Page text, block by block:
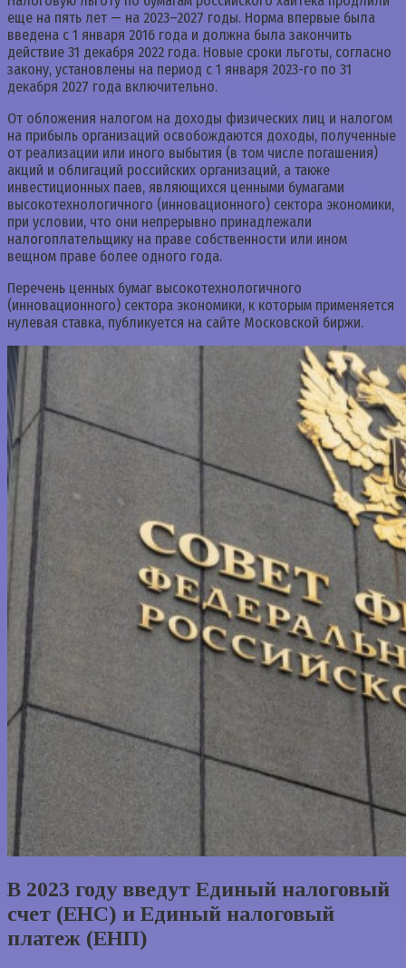
еще на пять лет — на 2023–2027 годы. Норма впервые была
введена с 1 января 2016 года и должна была закончить
действие 31 декабря 2022 года. Новые сроки льготы, согласно
закону, установлены на период с 1 января 2023-го по 31
декабря 2027 года включительно.
От обложения налогом на доходы физических лиц и налогом
на прибыль организаций освобождаются доходы, полученные
от реализации или иного выбытия (в том числе погашения)
акций и облигаций российских организаций, а также
инвестиционных паев, являющихся ценными бумагами
высокотехнологичного (инновационного) сектора экономики,
при условии, что они непрерывно принадлежали
налогоплательщику на праве собственности или ином
вещном праве более одного года.
Перечень ценных бумаг высокотехнологичного
(инновационного) сектора экономики, к которым применяется
нулевая ставка, публикуется на сайте Московской биржи.
В 2023 году введут Единый налоговый
счет (ЕНС) и Единый налоговый
платеж (ЕНП)